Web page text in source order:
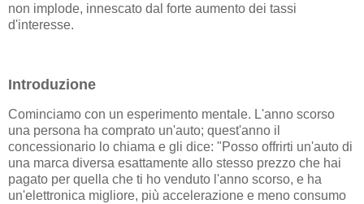
non implode, innescato dal forte aumento dei tassi
d'interesse.
Introduzione
Cominciamo con un esperimento mentale. L'anno scorso
una persona ha comprato un'auto; quest'anno il
concessionario lo chiama e gli dice: "Posso offrirti un'auto di
una marca diversa esattamente allo stesso prezzo che hai
pagato per quella che ti ho venduto l'anno scorso, e ha
un'elettronica migliore, più accelerazione e meno consumo